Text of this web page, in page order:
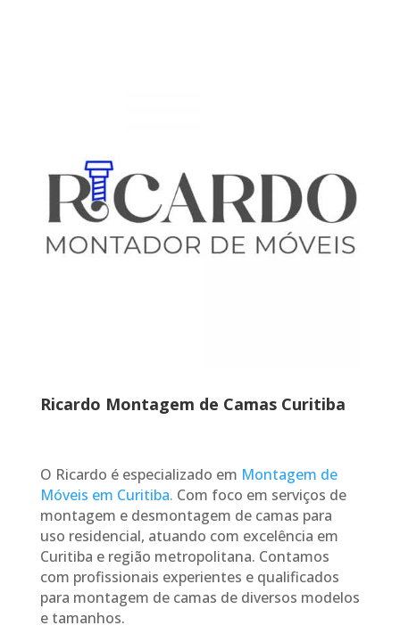
Ricardo Montagem de Camas Curitiba
O Ricardo é especializado em Montagem de
Móveis em Curitiba. Com foco em serviços de
montagem e desmontagem de camas para
uso residencial, atuando com excelência em
Curitiba e região metropolitana. Contamos
com profissionais experientes e qualificados
para montagem de camas de diversos modelos
e tamanhos.